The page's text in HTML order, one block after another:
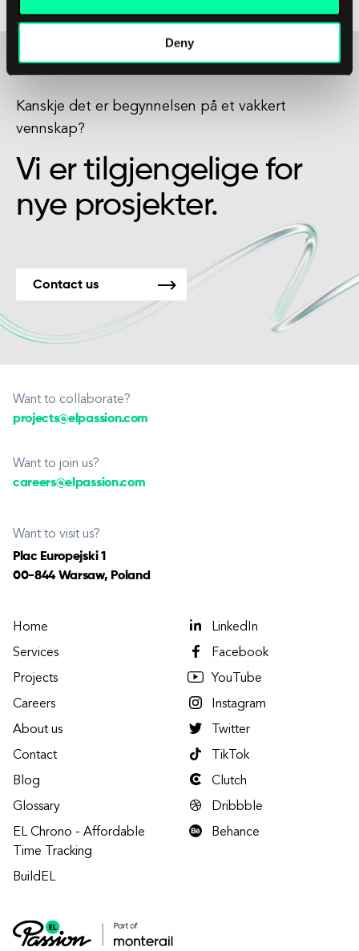
Deny
Kanskje det er begynnelsen på et vakkert
vennskap?
Vi er tilgjengelige for
nye prosjekter.
Contact us
Want to collaborate?
projects@elpassion.com
Want to join us?
careers@elpassion.com
Want to visit us?
Plac Europejski 1
00-844 Warsaw, Poland
Home
Services
Projects
Careers
About us
Contact
Blog
Glossary
EL Chrono - Affordable
Time Tracking
BuildEL
LinkedIn
Facebook
YouTube
Instagram
Twitter
TikTok
Clutch
Dribbble
Behance